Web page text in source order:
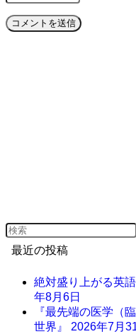
最近の投稿
絶対盛り上がる英
年8月6日
『最先端の医学（
世界』 2026年7月